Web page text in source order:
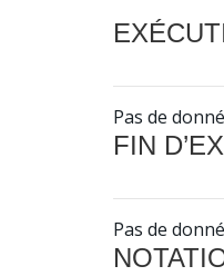
Pas de
FIN
Pas de